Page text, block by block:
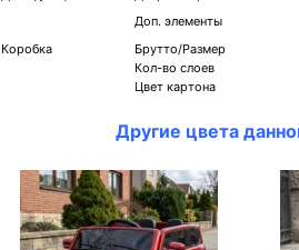
Доп. элементы
Коробка
Брутто/Размер
Кол-во слоев
Цвет картона
Другие цвета